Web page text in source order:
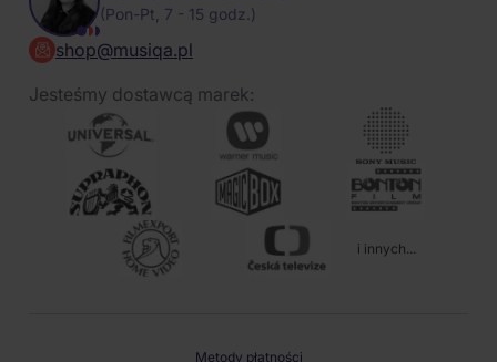
(Pon-Pt, 7 - 15 godz.)
shop@musiqa.pl
Jesteśmy dostawcą marek:
i innych...
Metody płatności